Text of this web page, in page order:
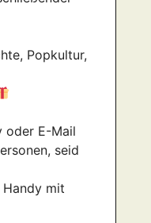
Popkultur,
oder E-Mail
seid
mit